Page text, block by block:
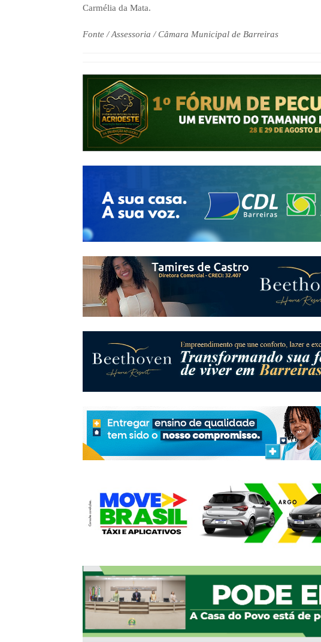
Carmélia da Mata.
Fonte / Assessoria / Câmara Municipal de Barreiras